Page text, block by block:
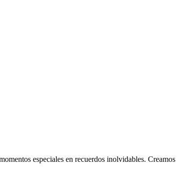
especiales en recuerdos inolvidables. Creamos